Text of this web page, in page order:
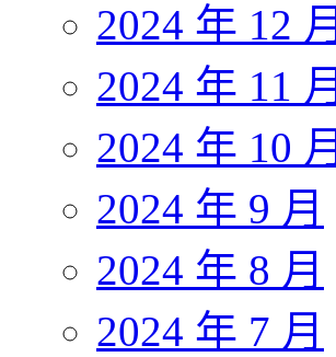
2024 年 12 月
2024 年 11 月
2024 年 10 月
2024 年 9 月
2024 年 8 月
2024 年 7 月